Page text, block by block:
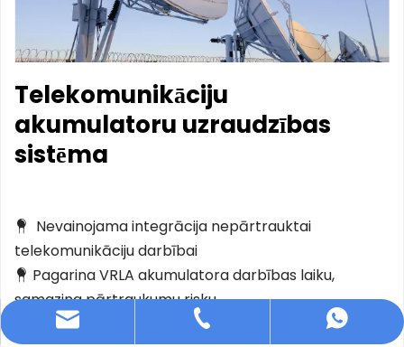
Telekomunikāciju
akumulatoru uzraudzības
sistēma
 Nevainojama integrācija nepārtrauktai
telekomunikāciju darbībai
 Pagarina VRLA akumulatora darbības laiku,
samazina pārtraukumu risku
Paredzēts attālām bāzes stacijām
info@dfuntech.com
+86-756-6123188
+86 15919182362